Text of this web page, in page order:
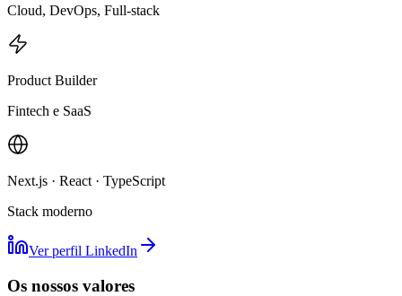
Cloud, DevOps, Full-stack
Product Builder
Fintech e SaaS
Next.js · React · TypeScript
Stack moderno
Ver perfil LinkedIn
Os nossos valores